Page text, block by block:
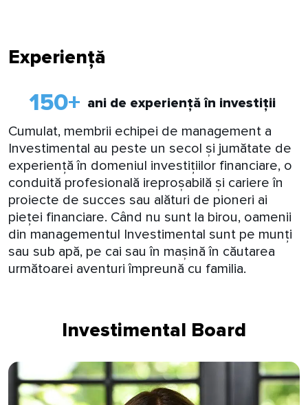
Experiență
150+ ani de experiență în investiții
Cumulat, membrii echipei de management a
Investimental au peste un secol și jumătate de
experiență în domeniul investițiilor financiare, o
conduită profesională ireproșabilă și cariere în
proiecte de succes sau alături de pioneri ai
pieței financiare. Când nu sunt la birou, oamenii
din managementul Investimental sunt pe munți
sau sub apă, pe cai sau în mașină în căutarea
următoarei aventuri împreună cu familia.
Investimental Board